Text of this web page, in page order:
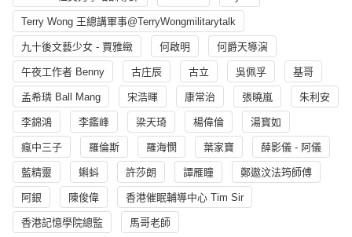
Terry Wong 王總講軍事@TerryWongmilitarytalk
九十後文藝少女 - 賈雅緻 何啟明 何爵天導演
午夜工作者 Benny 古庄辰 古立 吳佩孚 基哥
孟希璘 Ball Mang 宋浩暉 康常治 張曉嵐 朱利安
李錦鴻 李鑑峰 梁天琦 楊偉倫 湯寳如
瘋中三子 羅倫斯 羅海憫 葉家寶 薛影儀 - 阿儀
藍精靈 蝌蚪 許莎朗 譚雁瞳 鄭遨汶法筠師傅
阿銀 陳俊偉 香港催眠輔導中心 Tim Sir
香港記憶學院總監 馬哥老師